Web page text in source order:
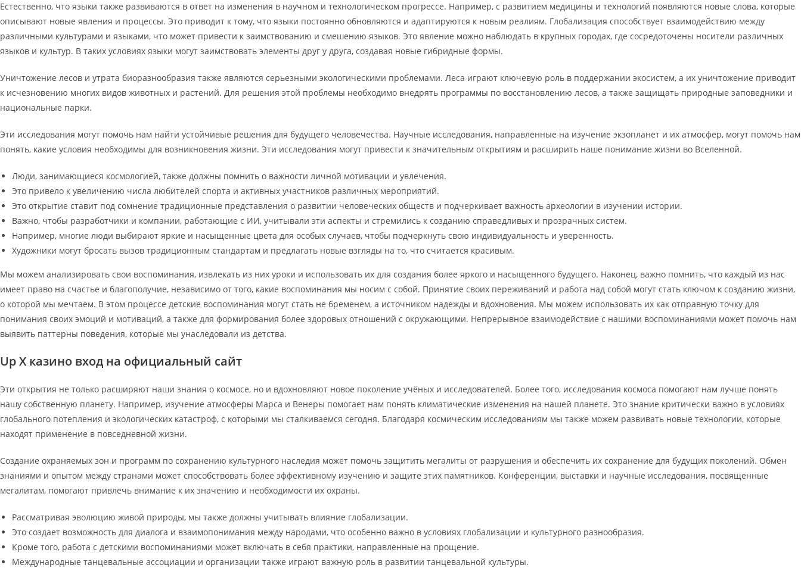
Естественно, что языки также развиваются в ответ на изменения в научном и технологическом прогрессе. Например, с развитием медицины и технологий появляются новые слова, которые
описывают новые явления и процессы. Это приводит к тому, что языки постоянно обновляются и адаптируются к новым реалиям. Глобализация способствует взаимодействию между
различными культурами и языками, что может привести к заимствованию и смешению языков. Это явление можно наблюдать в крупных городах, где сосредоточены носители различных
языков и культур. В таких условиях языки могут заимствовать элементы друг у друга, создавая новые гибридные формы.
Уничтожение лесов и утрата биоразнообразия также являются серьезными экологическими проблемами. Леса играют ключевую роль в поддержании экосистем, а их уничтожение приводит
к исчезновению многих видов животных и растений. Для решения этой проблемы необходимо внедрять программы по восстановлению лесов, а также защищать природные заповедники и
национальные парки.
Эти исследования могут помочь нам найти устойчивые решения для будущего человечества. Научные исследования, направленные на изучение экзопланет и их атмосфер, могут помочь нам
понять, какие условия необходимы для возникновения жизни. Эти исследования могут привести к значительным открытиям и расширить наше понимание жизни во Вселенной.
Люди, занимающиеся космологией, также должны помнить о важности личной мотивации и увлечения.
Это привело к увеличению числа любителей спорта и активных участников различных мероприятий.
Это открытие ставит под сомнение традиционные представления о развитии человеческих обществ и подчеркивает важность археологии в изучении истории.
Важно, чтобы разработчики и компании, работающие с ИИ, учитывали эти аспекты и стремились к созданию справедливых и прозрачных систем.
Например, многие люди выбирают яркие и насыщенные цвета для особых случаев, чтобы подчеркнуть свою индивидуальность и уверенность.
Художники могут бросать вызов традиционным стандартам и предлагать новые взгляды на то, что считается красивым.
Мы можем анализировать свои воспоминания, извлекать из них уроки и использовать их для создания более яркого и насыщенного будущего. Наконец, важно помнить, что каждый из нас
имеет право на счастье и благополучие, независимо от того, какие воспоминания мы носим с собой. Принятие своих переживаний и работа над собой могут стать ключом к созданию жизни,
о которой мы мечтаем. В этом процессе детские воспоминания могут стать не бременем, а источником надежды и вдохновения. Мы можем использовать их как отправную точку для
понимания своих эмоций и мотиваций, а также для формирования более здоровых отношений с окружающими. Непрерывное взаимодействие с нашими воспоминаниями может помочь нам
выявить паттерны поведения, которые мы унаследовали из детства.
Up X казино вход на официальный сайт
Эти открытия не только расширяют наши знания о космосе, но и вдохновляют новое поколение учёных и исследователей. Более того, исследования космоса помогают нам лучше понять
нашу собственную планету. Например, изучение атмосферы Марса и Венеры помогает нам понять климатические изменения на нашей планете. Это знание критически важно в условиях
глобального потепления и экологических катастроф, с которыми мы сталкиваемся сегодня. Благодаря космическим исследованиям мы также можем развивать новые технологии, которые
находят применение в повседневной жизни.
Создание охраняемых зон и программ по сохранению культурного наследия может помочь защитить мегалиты от разрушения и обеспечить их сохранение для будущих поколений. Обмен
знаниями и опытом между странами может способствовать более эффективному изучению и защите этих памятников. Конференции, выставки и научные исследования, посвященные
мегалитам, помогают привлечь внимание к их значению и необходимости их охраны.
Рассматривая эволюцию живой природы, мы также должны учитывать влияние глобализации.
Это создает возможность для диалога и взаимопонимания между народами, что особенно важно в условиях глобализации и культурного разнообразия.
Кроме того, работа с детскими воспоминаниями может включать в себя практики, направленные на прощение.
Международные танцевальные ассоциации и организации также играют важную роль в развитии танцевальной культуры.